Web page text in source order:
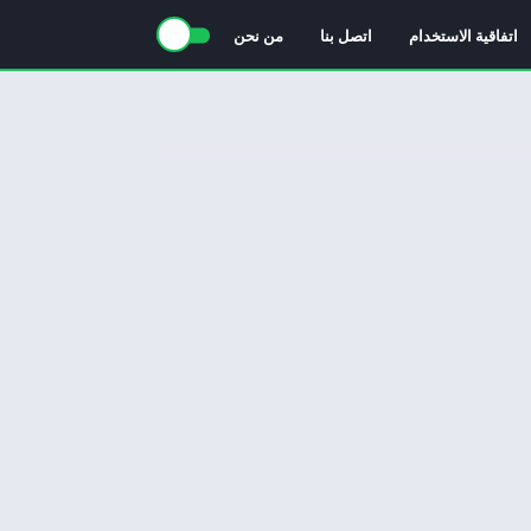
اتفاقية الاستخدام اتصل بنا من نحن